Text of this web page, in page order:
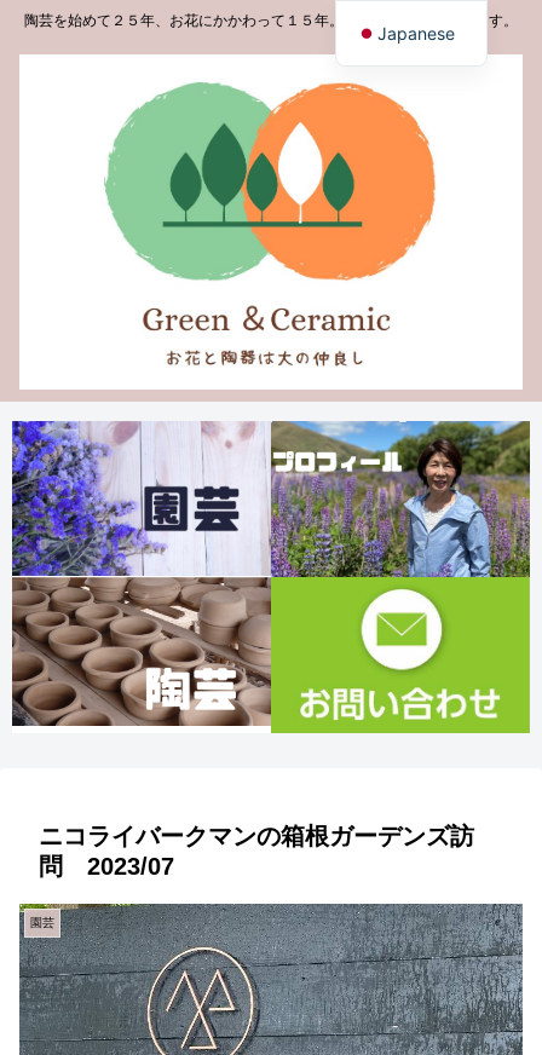
陶芸を始めて２５年、お花にかかわって１５年。学んだことを発信します。
ニコライバークマンの箱根ガーデンズ訪
問 2023/07
園芸
Japanese